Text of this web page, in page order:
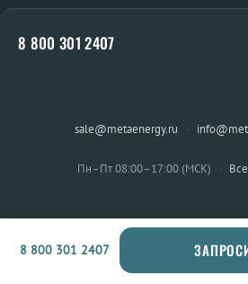
8 800 301 2407
sale@metaenergy.ru ·
Пн–Пт 08:00–17:00 (МСК) ·
ОСТАЛИСЬ ВОПРОСЫ?
8 800 301 2407